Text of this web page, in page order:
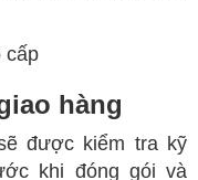
hàng
được kiểm tra kỹ
khi đóng gói và